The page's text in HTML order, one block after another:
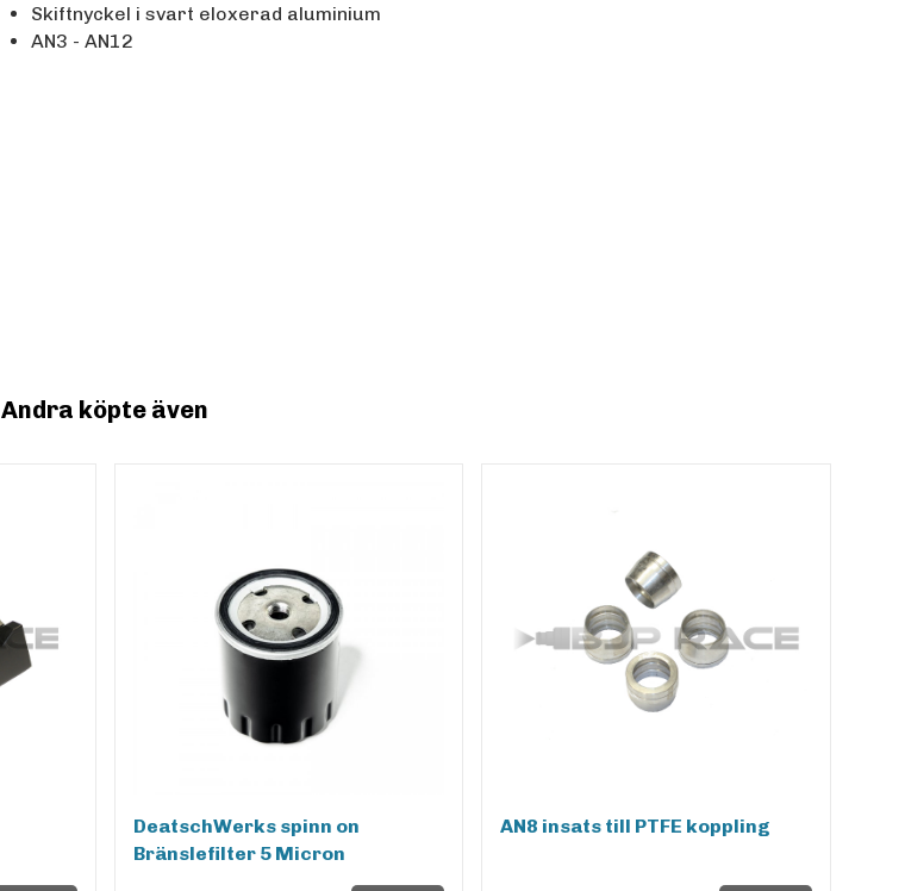
Skiftnyckel i svart eloxerad aluminium
AN3 - AN12
Andra köpte även
DeatschWerks spinn on
Bränslefilter 5 Micron
AN8 insats till PTFE koppling